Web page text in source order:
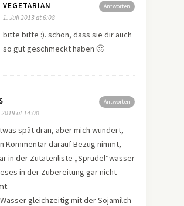
Antworten
VEGETARIAN
1. Juli 2013 at 6:08
bitte bitte :). schön, dass sie dir auch
so gut geschmeckt haben 🙂
Antworten
at 14:00
spät dran, aber mich wundert,
Kommentar darauf Bezug nimmt,
in der Zutatenliste „Sprudel“wasser
in der Zubereitung gar nicht
gleichzeitig mit der Sojamilch